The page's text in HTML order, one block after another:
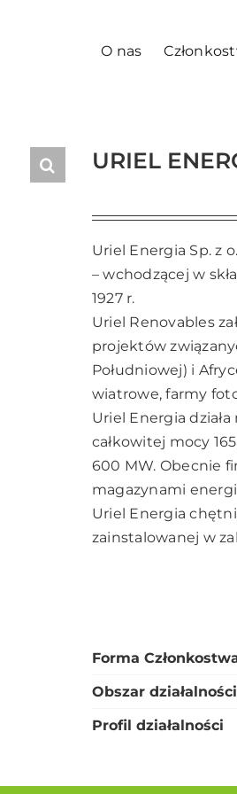
O nas
URIEL
Uriel Energia Sp. z
– wchodzącej w
1927 r.
Uriel Renovables
projektów
Południowej) i
wiatrowe, farmy
Uriel Energia
całkowitej mocy
600 MW. Obecnie
magazynami
Uriel Energia
zainstalowanej w
Forma
Obszar działalności
Profil działalności